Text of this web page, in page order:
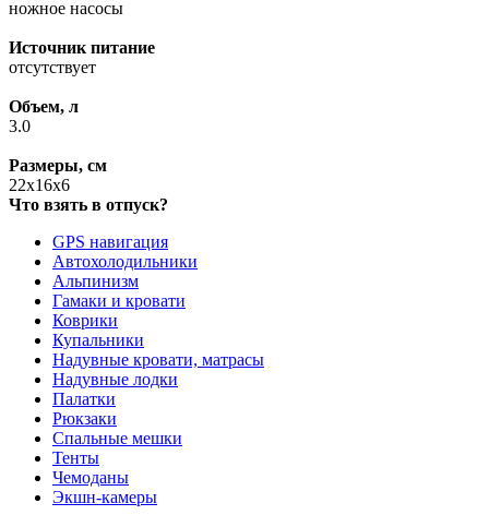
ножное насосы
Источник питание
отсутствует
Объем, л
3.0
Размеры, см
22x16x6
Что взять в отпуск?
GPS навигация
Автохолодильники
Альпинизм
Гамаки и кровати
Коврики
Купальники
Надувные кровати, матрасы
Надувные лодки
Палатки
Рюкзаки
Спальные мешки
Тенты
Чемоданы
Экшн-камеры